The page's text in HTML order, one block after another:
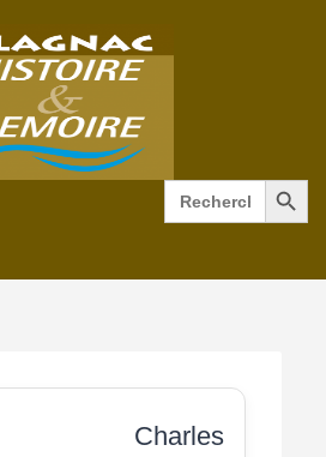
Search
for:
Search Button
Charles